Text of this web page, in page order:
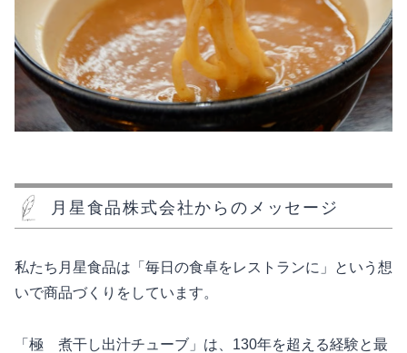
月星食品株式会社からのメッセージ
私たち月星食品は「毎日の食卓をレストランに」という想
いで商品づくりをしています。
「極 煮干し出汁チューブ」は、130年を超える経験と最